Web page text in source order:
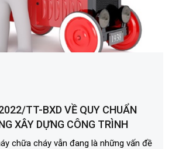
TT-BXD VỀ QUY CHUẨN
XÂY DỰNG CÔNG TRÌNH
chữa cháy vẫn đang là những vấn đề